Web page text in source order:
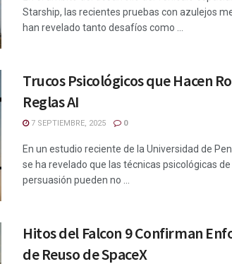
Starship, las recientes pruebas con azulejos
han revelado tanto desafíos como ...
Trucos Psicológicos que Hacen
Reglas AI
7 SEPTIEMBRE, 2025 0
En un estudio reciente de la Universidad de
se ha revelado que las técnicas psicológicas de
persuasión pueden no ...
Hitos del Falcon 9 Confirman
de Reuso de SpaceX